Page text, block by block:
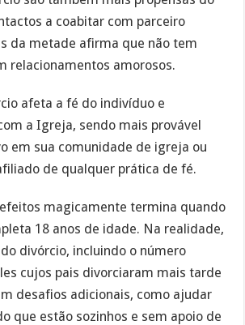
a coabitar com parceiro
da metade afirma que não tem
relacionamentos amorosos.
afeta a fé do indivíduo e
a Igreja, sendo mais provável
em sua comunidade de igreja ou
de qualquer prática de fé.
magicamente termina quando
18 anos de idade. Na realidade,
divórcio, incluindo o número
cujos pais divorciaram mais tarde
desafios adicionais, como ajudar
que estão sozinhos e sem apoio de